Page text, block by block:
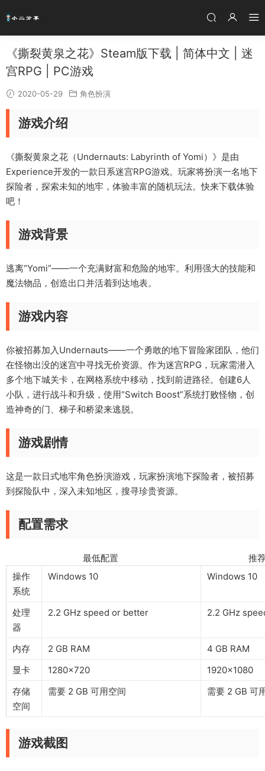
《撕裂黄泉之花》Steam版下载 | 简体中文 | 迷
宫RPG | PC游戏
2020-05-29 角色扮演
游戏介绍
《撕裂黄泉之花（Undernauts: Labyrinth of Yomi）》是由
Experience开发的一款日系迷宫RPG游戏。玩家将扮演一名地下
探险者，探索未知的地牢，体验丰富的随机玩法。快来下载体验
吧！
游戏背景
逃离“Yomi”——一个充满财富和危险的地牢。利用强大的技能和
魔法物品，创造出口并活着到达地表。
游戏内容
你被招募加入Undernauts——一个勇敢的地下冒险家团队，他们
在怪物出没的迷宫中寻找无价资源。作为迷宫RPG，玩家需潜入
多个地下城关卡，在网格系统中移动，找到前进路径。创建6人
小队，进行战斗和升级，使用“Switch Boost”系统打败怪物，创
造神奇的门、梯子和桥梁来逃脱。
游戏剧情
这是一款日式地牢角色扮演游戏，玩家扮演地下探险者，被招募
到探险队中，深入未知地区，搜寻珍贵资源。
配置需求
最低配置 推荐配
操作
系统
Windows 10 Windows 10
处理
器
2.2 GHz speed or better 2.2 GHz
内存 2 GB RAM
4 GB RAM
显卡
1280×720
1920×1080
存储
空间
需要 2 GB 可用空间 需要 2 GB 可
游戏截图